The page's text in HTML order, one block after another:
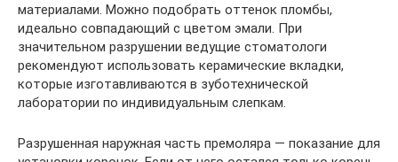
материалами. Можно подобрать оттенок пломбы,
идеально совпадающий с цветом эмали. При
значительном разрушении ведущие стоматологи
рекомендуют использовать керамические вкладки,
которые изготавливаются в зуботехнической
лаборатории по индивидуальным слепкам.
Разрушенная наружная часть премоляра — показание для